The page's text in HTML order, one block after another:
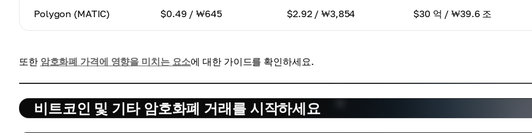
Polygon (MATIC) $0.49 / ₩645 $2.92 / ₩3,854 $30 억 / ₩39.6 조
또한 암호화폐 가격에 영향을 미치는 요소에 대한 가이드를 확인하세요.
비트코인 및 기타 암호화폐 거래를 시작하세요